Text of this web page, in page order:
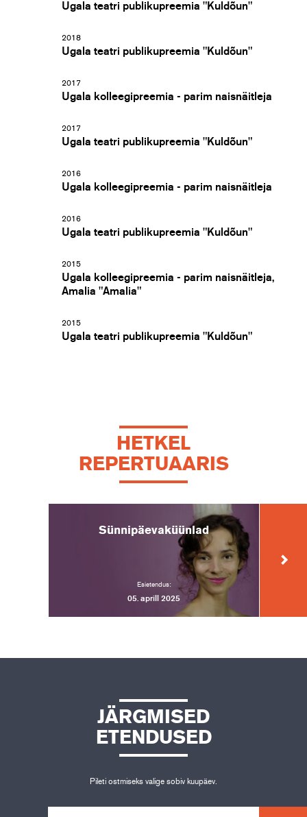
Ugala teatri publikupreemia "Kuldõun"
2018
Ugala teatri publikupreemia "Kuldõun"
2017
Ugala kolleegipreemia - parim naisnäitleja
2017
Ugala teatri publikupreemia "Kuldõun"
2016
Ugala kolleegipreemia - parim naisnäitleja
2016
Ugala teatri publikupreemia "Kuldõun"
2015
Ugala kolleegipreemia - parim naisnäitleja,
Amalia "Amalia"
2015
Ugala teatri publikupreemia "Kuldõun"
HETKEL
REPERTUAARIS
Sünnipäevaküünlad
Esietendus:
05. aprill 2025
JÄRGMISED
ETENDUSED
Pileti ostmiseks valige sobiv kuupäev.